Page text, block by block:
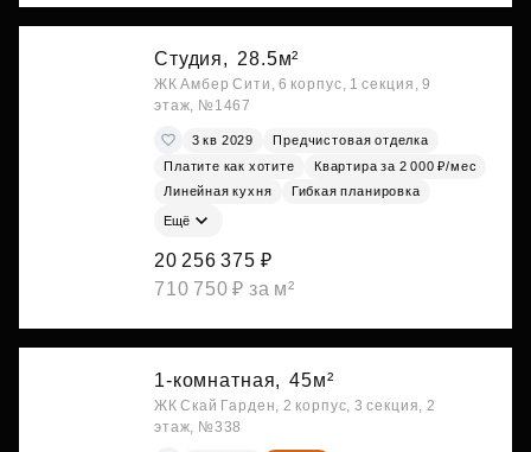
Студия, 28.5м²
ЖК Амбер Сити, 6 корпус, 1 секция, 9
этаж, №1467
3 кв 2029
Предчистовая отделка
Платите как хотите
Квартира за 2 000 ₽/мес
Линейная кухня
Гибкая планировка
Ещё
20 256 375 ₽
710 750 ₽ за м²
1-комнатная, 45м²
ЖК Скай Гарден, 2 корпус, 3 секция, 2
этаж, №338